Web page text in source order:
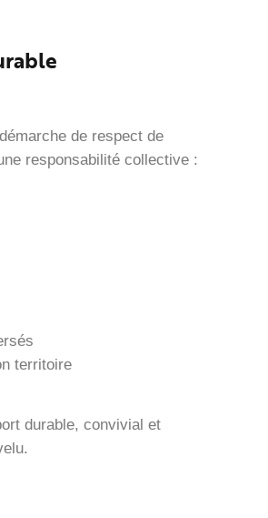
de respect de
responsabilité collective :
territoire
durable, convivial et